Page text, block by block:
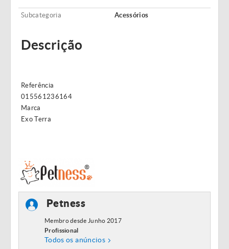
Subcategoria Acessórios
Descrição
Referência
015561236164
Marca
Exo Terra
Petness
Membro desde Junho 2017
Profissional
Todos os anúncios